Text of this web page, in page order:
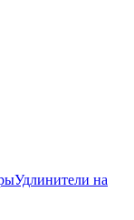
Удлинители на